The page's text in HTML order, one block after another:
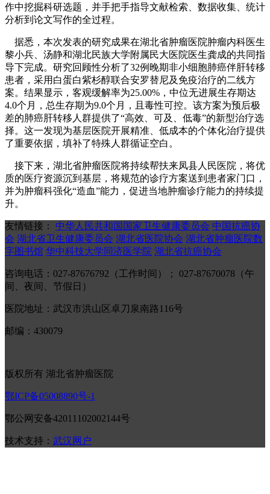
作中挖掘科研选题，并手把手指导文献检索、数据收集、统计
分析到论文写作的全过程。
据悉，本次发表的研究成果在湖北省肿瘤医院肿瘤内科医生
黎小兵、汤静和湖北民族大学附属民大医院医生龚成的共同指
导下完成。研究回顾性分析了32例晚期非小细胞肺癌伴肝转移
患者，采用白蛋白紫杉醇联合安罗替尼及免疫治疗的二线方
案。结果显示，客观缓解率为25.00%，中位无进展生存期达
4.0个月，总生存期为9.0个月，且毒性可控。该方案为预后极
差的肺癌肝转移人群提供了“高效、可及、低毒”的新型治疗选
择。这一发现为基层医院开展精准、低成本的个体化治疗提供
了重要依据，填补了特殊人群循证空白。
接下来，湖北省肿瘤医院将持续帮扶来凤县人民医院，将优
质的医疗资源沉到基层，将规范的诊疗方案送到患者家门口，
并为肿瘤科强化“造血”能力，促进当地肿瘤诊疗能力的持续提
升。
友情链接： 中华人民共和国国家卫生健康委员会 中国抗癌协
会 湖北省卫生健康委员会 湖北省医院协会 湖北省肿瘤医院数
字图书馆 华中科技大学同济医学院 湖北省抗癌协会
咨询电话：027-87676792（工作时间）； 027-87670078（午
间、夜间、节假日）
医院地址：武汉市洪山区卓刀泉南路116号
邮编：430079
版权所有 湖北省肿瘤医院
鄂ICP备05008890号-1
鄂公网安备42011102002144号
技术支持： 武汉网户